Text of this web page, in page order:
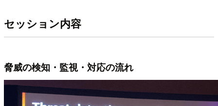
セッション内容
脅威の検知・監視・対応の流れ